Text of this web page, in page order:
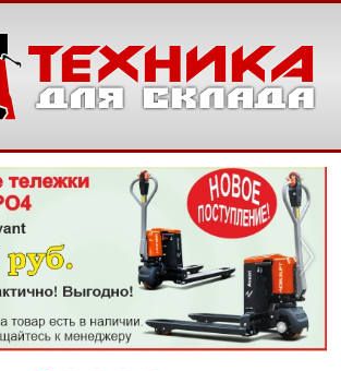
›